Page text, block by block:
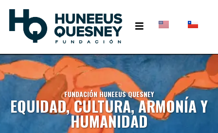
FUNDACIÓN HUNEEUS QUESNEY
EQUIDAD, CULTURA, ARMONÍA Y
HUMANIDAD